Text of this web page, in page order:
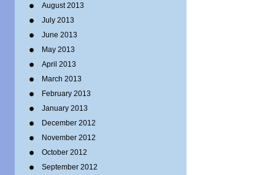
August 2013
July 2013
June 2013
May 2013
April 2013
March 2013
February 2013
January 2013
December 2012
November 2012
October 2012
September 2012